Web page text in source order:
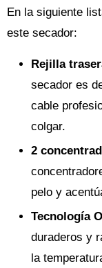
En la siguiente
este secador:
Rejilla
secador es
cable
colgar.
2
pelo y
Tecnología
duraderos y
la